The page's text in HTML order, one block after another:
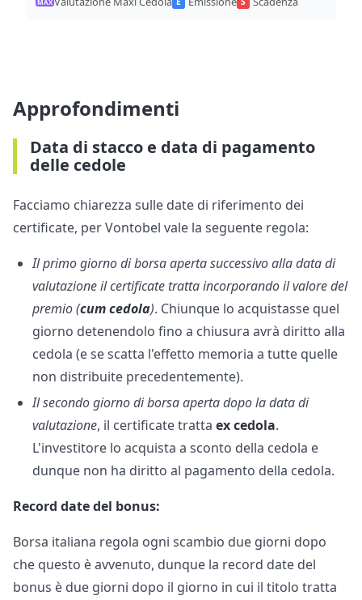
MAX
Approfondimenti
Data di stacco e data di pagamento
delle cedole
Facciamo chiarezza sulle date di riferimento dei
certificate, per Vontobel vale la seguente regola:
Il primo giorno di borsa aperta successivo alla data di
valutazione il certificate tratta incorporando il valore del
premio (cum cedola). Chiunque lo acquistasse quel
giorno detenendolo fino a chiusura avrà diritto alla
cedola (e se scatta l'effetto memoria a tutte quelle
non distribuite precedentemente).
Il secondo giorno di borsa aperta dopo la data di
valutazione, il certificate tratta ex cedola.
L'investitore lo acquista a sconto della cedola e
dunque non ha diritto al pagamento della cedola.
Record date del bonus:
Borsa italiana regola ogni scambio due giorni dopo
che questo è avvenuto, dunque la record date del
bonus è due giorni dopo il giorno in cui il titolo tratta